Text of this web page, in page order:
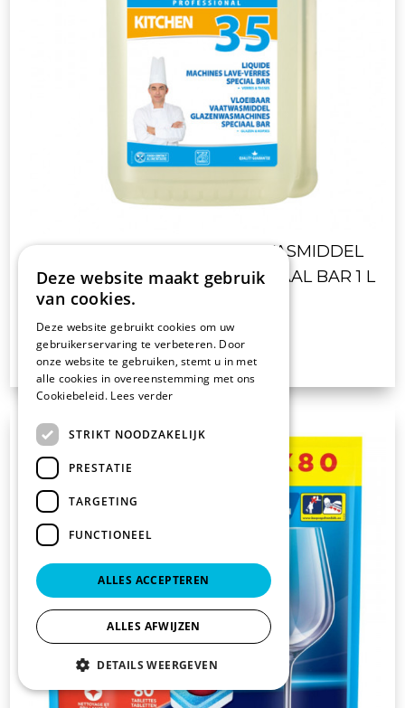
DIPP 35 VLOEIBAAR VAATWASMIDDEL
GLAZENWASMACHINES SPECIAAL BAR 1 L
€ 38.10excl. BTW
Deze website maakt gebruik
van cookies.
Deze website gebruikt cookies om uw
gebruikerservaring te verbeteren. Door
onze website te gebruiken, stemt u in met
alle cookies in overeenstemming met ons
Cookiebeleid. Lees verder
STRIKT NOODZAKELIJK
PRESTATIE
TARGETING
FUNCTIONEEL
ALLES ACCEPTEREN
ALLES AFWIJZEN
DETAILS WEERGEVEN